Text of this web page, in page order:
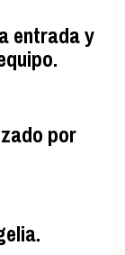
entrada y
por